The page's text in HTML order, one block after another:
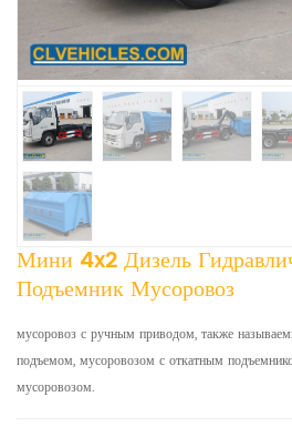
Мини 4x2 Дизель
Подъемник Мусоровоз
мусоровоз с ручным приводом, также
подъемом, мусоровозом с откатным
мусоровозом.